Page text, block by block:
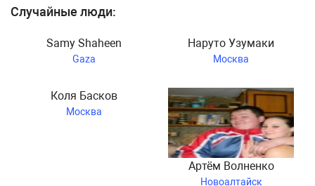
Случайные люди:
Samy Shaheen
Gaza
Наруто Узумаки
Москва
Коля Басков
Москва
Артём Волненко
Новоалтайск